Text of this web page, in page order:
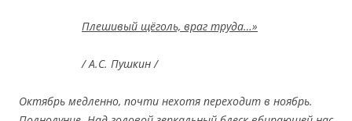
Плешивый щёголь, враг труда…»
/ А.С. Пушкин /
Октябрь медленно, почти нехотя переходит в ноябрь.